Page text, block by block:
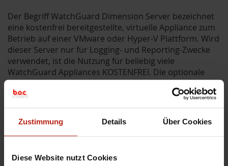
Zustimmung Details Über Cookies
Diese Website nutzt Cookies
Der Begriff WatchGuard Dimension Server bezeichnet
eine kostenfrei bereitgestellte, virtuelle Appliance zum
Betrieb auf einer VMware oder Hyper-V Plattform. Wird
dieser Server nur für Logging- und Reporting-Zwecke
verwendet, ist die Nutzung für beliebig viele
WatchGuard Appliances KOSTENFREI. Die optionale
LizenzWatchGuard Dimension Commandist
kostenpflichtig. Dimension Command Lizenzen werden
benötigt, wenn WatchGuard Appliances über den
Dimension Server zentral verwaltet werden sollen. Jede
anzuschließende Firebox muss einzeln lizensiert
werden. Weitere Informationen finden Sie in unserem